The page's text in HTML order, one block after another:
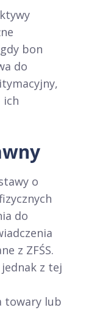
bon
do
ich
o
do
z ZFŚS.
z tej
towary lub